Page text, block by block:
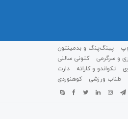
پینگ‌پنگ و بدمينتون
و سرگرمی
کتونی سالنی
تکواندو و کاراته
دارت
طناب ورزشی کوهنوردی